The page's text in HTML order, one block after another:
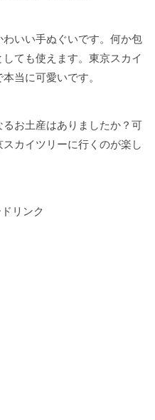
いい手ぬぐいです。何か包
ても使えます。東京スカイ
当に可愛いです。
お土産はありましたか？可
カイツリーに行くのが楽し
リンク